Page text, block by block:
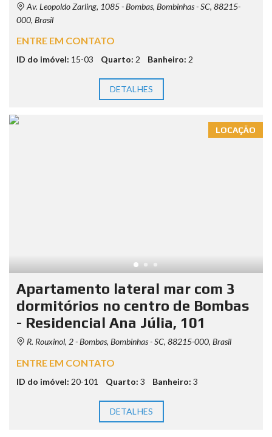
Av. Leopoldo Zarling, 1085 - Bombas, Bombinhas - SC, 88215-
000, Brasil
ENTRE EM CONTATO
ID do imóvel: 15-03 Quarto: 2 Banheiro: 2
DETALHES
LOCAÇÃO
Apartamento lateral mar com 3
dormitórios no centro de Bombas
- Residencial Ana Júlia, 101
R. Rouxinol, 2 - Bombas, Bombinhas - SC, 88215-000, Brasil
ENTRE EM CONTATO
ID do imóvel: 20-101 Quarto: 3 Banheiro: 3
DETALHES